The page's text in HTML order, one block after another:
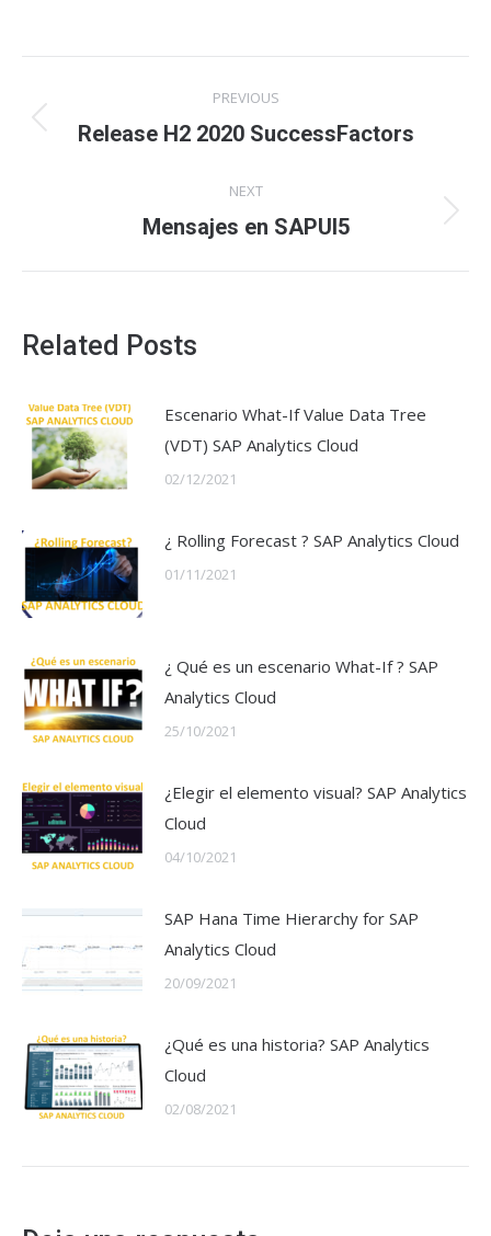
navigation
PREVIOUS
Previous
Release H2 2020 SuccessFactors
NEXT
Next
Mensajes en SAPUI5
Related Posts
Escenario What-If Value Data Tree
(VDT) SAP Analytics Cloud
02/12/2021
¿ Rolling Forecast ? SAP Analytics Cloud
01/11/2021
¿ Qué es un escenario What-If ? SAP
Analytics Cloud
25/10/2021
¿Elegir el elemento visual? SAP Analytics
Cloud
04/10/2021
SAP Hana Time Hierarchy for SAP
Analytics Cloud
20/09/2021
¿Qué es una historia? SAP Analytics
Cloud
02/08/2021